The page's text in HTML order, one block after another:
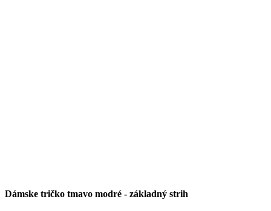
Dámske tričko tmavo modré - základný strih